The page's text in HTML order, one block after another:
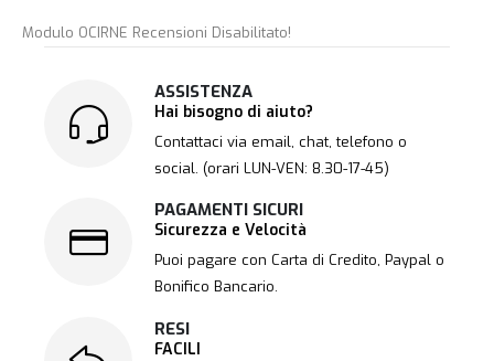
Modulo OCIRNE Recensioni Disabilitato!
ASSISTENZA
Hai bisogno di aiuto?
Contattaci via email, chat, telefono o
social. (orari LUN-VEN: 8.30-17-45)
PAGAMENTI SICURI
Sicurezza e Velocità
Puoi pagare con Carta di Credito, Paypal o
Bonifico Bancario.
RESI
FACILI